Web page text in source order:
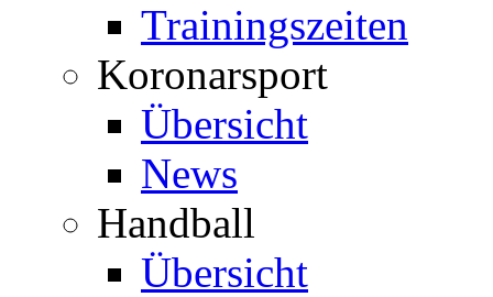
Trainingszeiten
Koronarsport
Übersicht
News
Handball
Übersicht